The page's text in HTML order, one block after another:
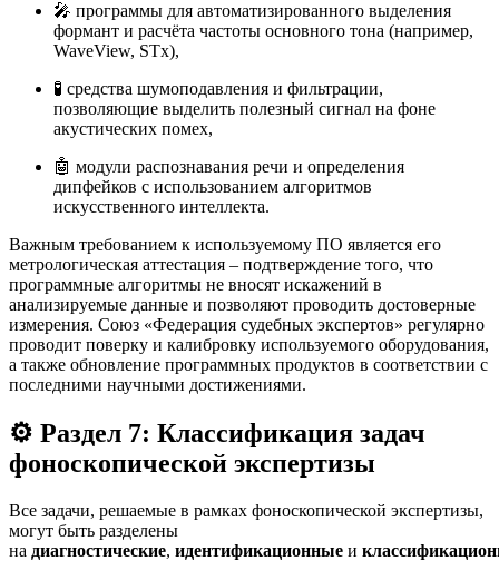
🎤 программы для автоматизированного выделения
формант и расчёта частоты основного тона (например,
WaveView, STx),
🧪 средства шумоподавления и фильтрации,
позволяющие выделить полезный сигнал на фоне
акустических помех,
🤖 модули распознавания речи и определения
дипфейков с использованием алгоритмов
искусственного интеллекта.
Важным требованием к используемому ПО является его
метрологическая аттестация – подтверждение того, что
программные алгоритмы не вносят искажений в
анализируемые данные и позволяют проводить достоверные
измерения. Союз «Федерация судебных экспертов» регулярно
проводит поверку и калибровку используемого оборудования,
а также обновление программных продуктов в соответствии с
последними научными достижениями.
⚙️ Раздел 7: Классификация задач
фоноскопической экспертизы
Все задачи, решаемые в рамках фоноскопической экспертизы,
могут быть разделены
на диагностические, идентификационные и